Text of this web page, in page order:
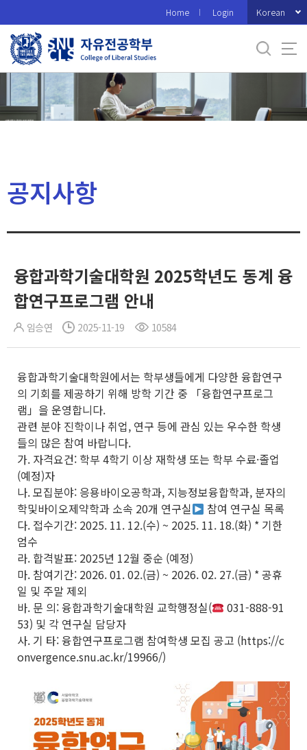
로
메
Home Login Korean
공지사항
융합과학기술대학원 2025학년도 동계 융
합연구프로그램 안내
임승연 2025-11-19 10584
융합과학기술대학원에서는 학부생들에게 다양한 융합연구
의 기회를 제공하기 위해 방학 기간 중 「융합연구프로그
램」을 운영합니다.
관련 분야 진학이나 취업, 연구 등에 관심 있는 우수한 학생
들의 많은 참여 바랍니다.
가. 자격요건: 학부 4학기 이상 재학생 또는 학부 수료·졸업
(예정)자
나. 모집분야: 응용바이오공학과, 지능정보융합학과, 분자의
학및바이오제약학과 소속 20개 연구실
참여 연구실 목록
다. 접수기간: 2025. 11. 12.(수) ~ 2025. 11. 18.(화) * 기한
엄수
라. 합격발표: 2025년 12월 중순 (예정)
마. 참여기간: 2026. 01. 02.(금) ~ 2026. 02. 27.(금) * 공휴
일 및 주말 제외
바. 문 의: 융합과학기술대학원 교학행정실(
031-888-91
53) 및 각 연구실 담당자
사. 기 타: 융합연구프로그램 참여학생 모집 공고 (https://c
onvergence.snu.ac.kr/19966/)